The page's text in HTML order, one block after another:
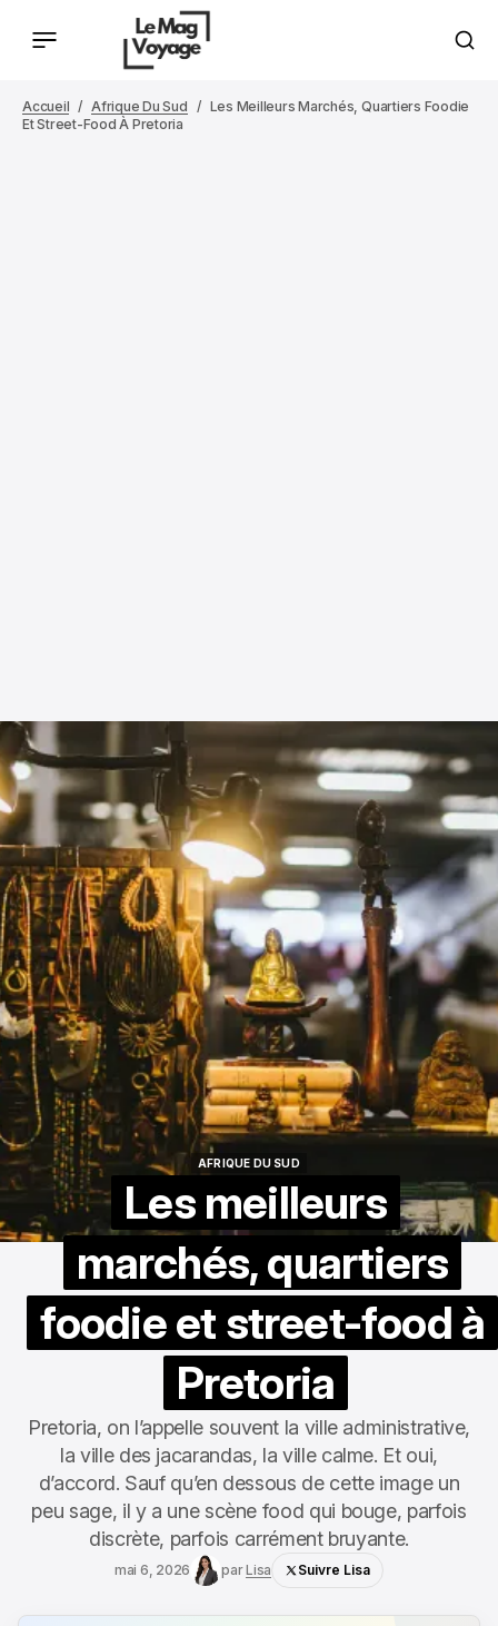
Accueil Afrique Du Sud
Les Meilleurs Marchés, Quartiers Foodie
Et Street-Food À Pretoria
AFRIQUE DU SUD
Les meilleurs
marchés, quartiers
foodie et street-food à
Pretoria
Pretoria, on l’appelle souvent la ville administrative,
la ville des jacarandas, la ville calme. Et oui,
d’accord. Sauf qu’en dessous de cette image un
peu sage, il y a une scène food qui bouge, parfois
discrète, parfois carrément bruyante.
mai 6, 2026 parLisa Suivre Lisa